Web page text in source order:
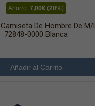
Ahorro: 7,00€ (20%)
De Hombre De M/l
72848-0000 Blanca